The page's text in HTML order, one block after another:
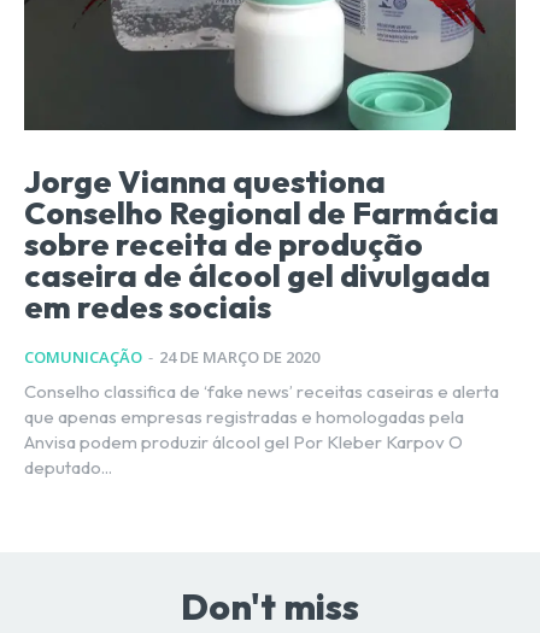
Jorge Vianna questiona
Conselho Regional de Farmácia
sobre receita de produção
caseira de álcool gel divulgada
em redes sociais
COMUNICAÇÃO - 24 DE MARÇO DE 2020
Conselho classifica de ‘fake news’ receitas caseiras e alerta
que apenas empresas registradas e homologadas pela
Anvisa podem produzir álcool gel Por Kleber Karpov O
deputado...
Don't miss